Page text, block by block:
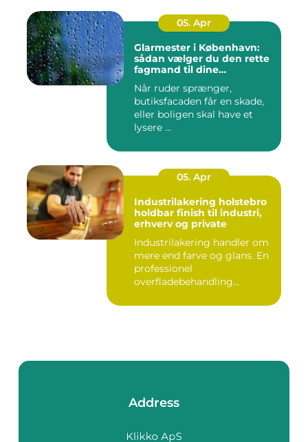
05. Apr
Glarmester i København:
sådan vælger du den rette
fagmand til dine
Når ruder sprænger,
butiksfacaden får en skade,
eller boligen skal have et
lysere ...
05. Apr
Industrilakering holstebro
holdbar finish til industri,
erhverv og private
Industrilakering handler om
mere end farve og glans. En
professionel
overfladebehandling
Address